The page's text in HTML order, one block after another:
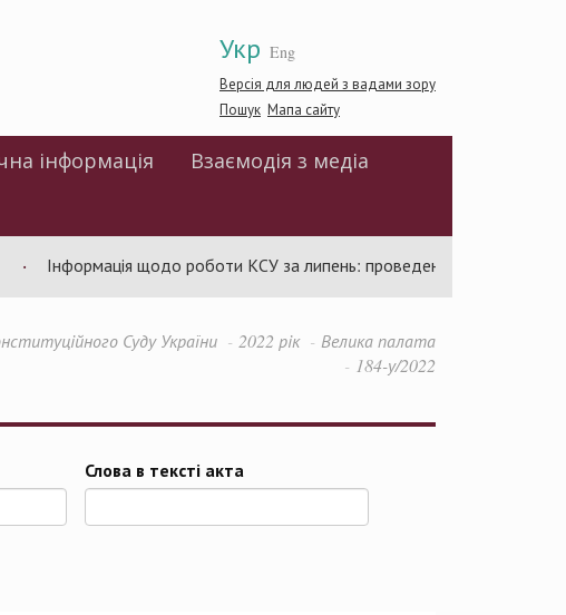
Укр Eng
Версія для людей з вадами зору
Пошук Мапа сайту
інформація
Взаємодія з медіа
Інформація щодо роботи КСУ за липень: проведено 94 засідання та
Суду України 2022 рік
Велика палата
184-у/2022
Слова в тексті акта